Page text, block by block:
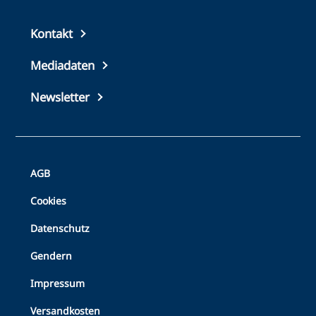
Top
footer
Kontakt
Mediadaten
Newsletter
Bottom
Footer
AGB
Cookies
Datenschutz
Gendern
Impressum
Versandkosten